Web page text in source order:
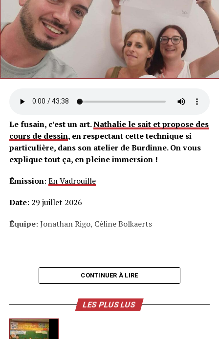
Le fusain, c’est un art.Nathalie le sait et propose des
cours de dessin, en respectant cette technique si
particulière, dans son atelier de Burdinne. On vous
explique tout ça, en pleine immersion !
Émission: En Vadrouille
Date: 29 juillet 2026
Équipe: Jonathan Rigo, Céline Bolkaerts
CONTINUER À LIRE
LES PLUS LUS